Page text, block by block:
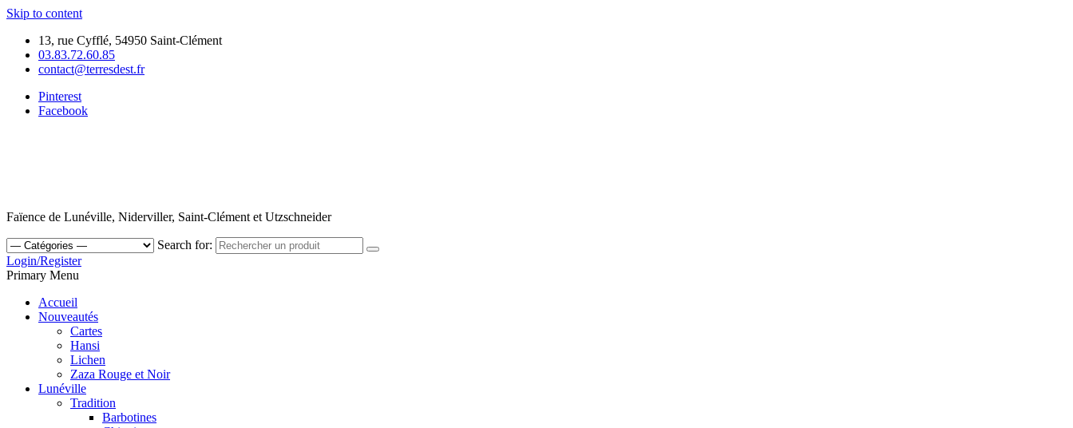
Skip to content
13, rue Cyfflé, 54950 Saint-Clément
03.83.72.60.85
contact@terresdest.fr
Pinterest
Facebook
Faïence de Lunéville, Niderviller, Saint-Clément et Utzschneider
Search for:
Login/Register
Primary Menu
Accueil
Nouveautés
Cartes
Hansi
Lichen
Zaza Rouge et Noir
Lunéville
Tradition
Barbotines